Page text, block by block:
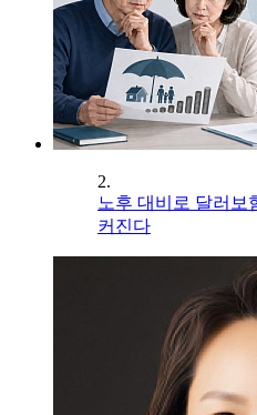
2.
노후 대비로 달러보
커진다